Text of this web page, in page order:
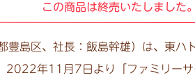
この商品は終売いたしました。
島区、社長：飯島幹雄）は、東ハ
2022年11月7日より「ファミリー